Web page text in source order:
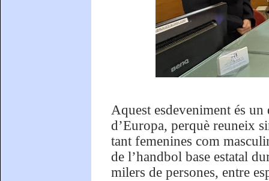
Aquest esdeveniment és
d’Europa, perquè reuneix
tant femenines com
de l’handbol base estatal
milers de persones, entre